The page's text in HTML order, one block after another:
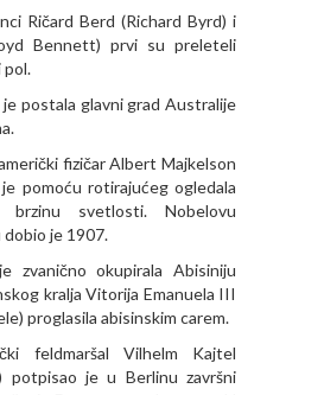
Ričard Berd (Richard Byrd) i
Bennett) prvi su preleteli
pol.
postala glavni grad Australije
fizičar Albert Majkelson
pomoću rotirajućeg ogledala
brzinu svetlosti. Nobelovu
dobio je 1907.
zvanično okupirala Abisiniju
kralja Vitorija Emanuela III
proglasila abisinskim carem.
feldmaršal Vilhelm Kajtel
potpisao je u Berlinu završni